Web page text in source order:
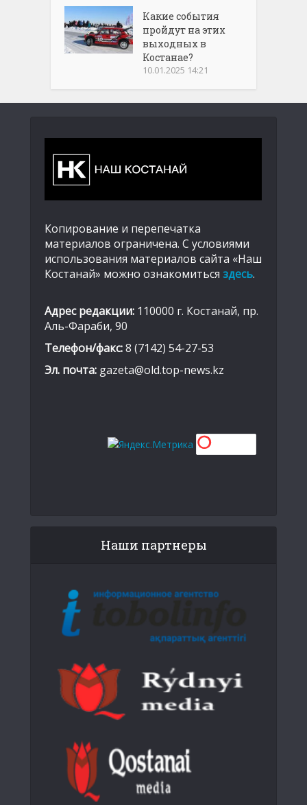
Какие события
пройдут на этих
выходных в
Костанае?
10.01.2025 14:21
Копирование и перепечатка
материалов ограничена. С условиями
использования материалов сайта «Наш
Костанай» можно ознакомиться здесь.
Адрес редакции: 110000 г. Костанай, пр.
Аль-Фараби, 90
Телефон/факс:8 (7142) 54-27-53
Эл. почта: gazeta@old.top-news.kz
Наши партнеры